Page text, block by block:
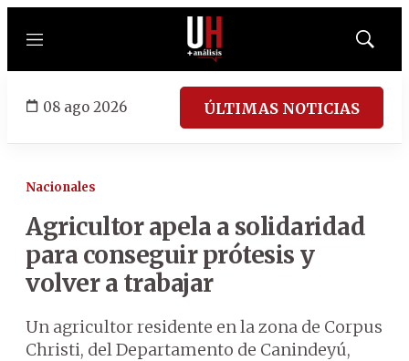
Menú
Mostrar
08 ago 2026 ÚLTIMAS NOTICIAS
Nacionales
Agricultor apela a solidaridad
para conseguir prótesis y
volver a trabajar
Un agricultor residente en la zona de Corpus
Christi, del Departamento de Canindeyú,